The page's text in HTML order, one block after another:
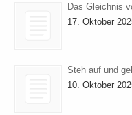
Das Gleichnis
17. Oktober
Steh auf und
10. Oktober